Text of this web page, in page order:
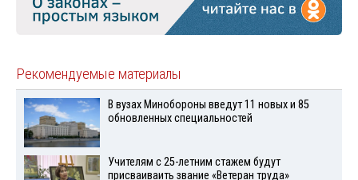
Рекомендуемые материалы
В вузах Минобороны введут 11 новых и 85
обновленных специальностей
Учителям с 25-летним стажем будут
присваиваить звание «Ветеран труда»